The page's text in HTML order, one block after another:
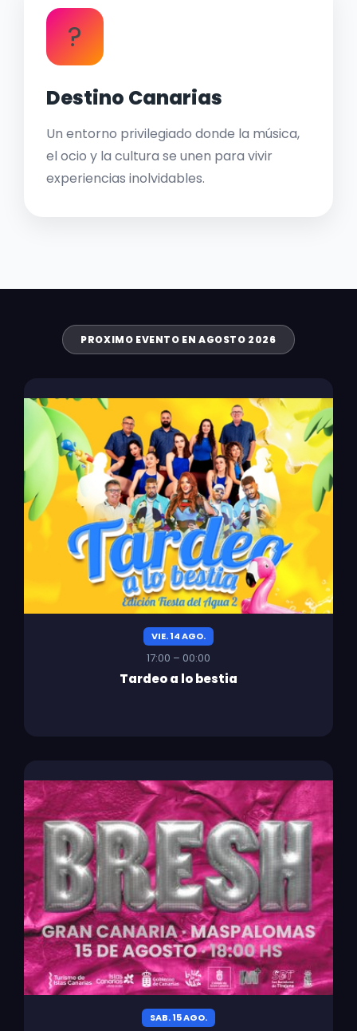
?
Destino Canarias
Un entorno privilegiado donde la música,
el ocio y la cultura se unen para vivir
experiencias inolvidables.
PROXIMO EVENTO EN AGOSTO 2026
VIE. 14 AGO.
17:00 – 00:00
Tardeo a lo bestia
SAB. 15 AGO.